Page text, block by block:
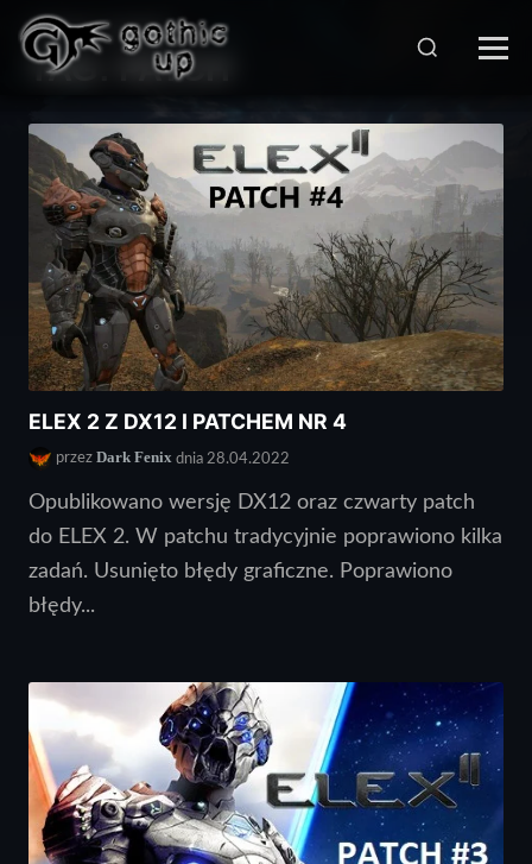
STRONA GŁÓWNA >
TAG: PATCH
ELEX 2 Z DX12 I PATCHEM NR 4
przez Dark Fenix dnia 28.04.2022
Opublikowano wersję DX12 oraz czwarty patch
do ELEX 2. W patchu tradycyjnie poprawiono kilka
zadań. Usunięto błędy graficzne. Poprawiono
błędy...